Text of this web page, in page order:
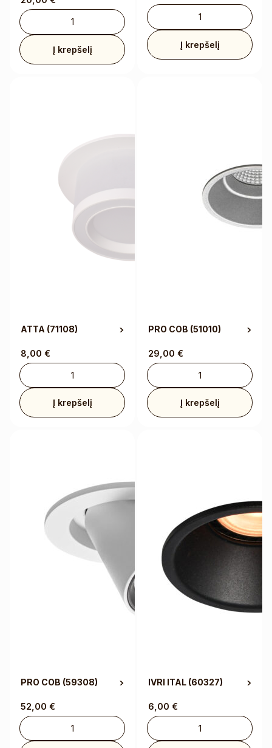
Į krepšelį Į krepšelį
ATTA (71108)
8,00 €
Į krepšelį
PRO COB (51010)
29,00 €
Į krepšelį
PRO COB (59308)
52,00 €
IVRI ITAL (60327)
6,00 €